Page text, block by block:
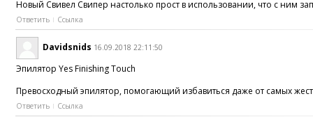
Новый Свивел Свипер настолько прост в использовании, что с ним
Ответить Ссылка
Davidsnids 16.09.2018 22:11:50
Эпилятор Yes Finishing Touch
Превосходный эпилятор, помогающий избавиться даже от самых
Ответить Ссылка